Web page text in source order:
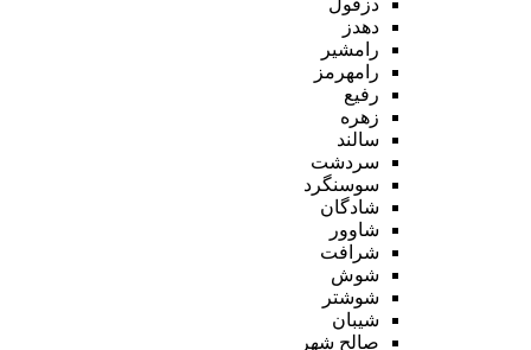
دهدز
رامشیر
رامهرمز
رفیع
زهره
سالند
سردشت
سوسنگرد
شادگان
شاوور
شرافت
شوش
شوشتر
شیبان
صالح شهر